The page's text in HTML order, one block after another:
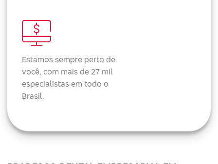
Estamos sempre perto de
você, com mais de 27 mil
especialistas em todo o
Brasil.